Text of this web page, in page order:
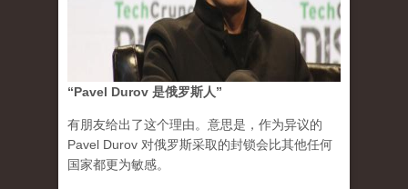
“Pavel Durov 是俄罗斯人”
有朋友给出了这个理由。意思是，作为异议的
Pavel Durov 对俄罗斯采取的封锁会比其他任何
国家都更为敏感。